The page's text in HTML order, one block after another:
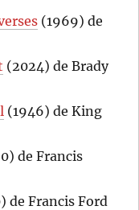
(1969) de
(2024) de Brady
(1946) de King
de Francis
de Francis Ford